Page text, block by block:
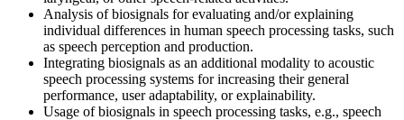
Analysis of biosignals for evaluating and/or explaining
individual differences in human speech processing tasks, such
as speech perception and production.
Integrating biosignals as an additional modality to acoustic
speech processing systems for increasing their general
performance, user adaptability, or explainability.
Usage of biosignals in speech processing tasks, e.g., speech